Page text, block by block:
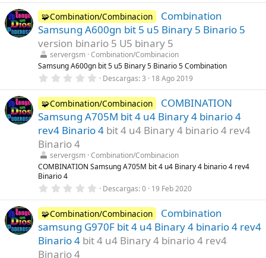
0
0
e
s
t
r
e
l
a
(
s
)
🧩Combination/Combinacion
Combination
Samsung A600gn bit 5 u5 Binary 5 Binario 5
version binario 5 U5 binary 5
servergsm Combination/Combinacion
Samsung A600gn bit 5 u5 Binary 5 Binario 5 Combination
0
0
0
e
s
t
r
l
l
a
s
Descargas 3 18 Ago 2019
🧩Combination/Combinacion
COMBINATION
Samsung A705M bit 4 u4 Binary 4 binario 4
rev4 Binario 4 bit 4 u4 Binary 4 binario 4 rev4
Binario 4
servergsm Combination/Combinacion
COMBINATION Samsung A705M bit 4 u4 Binary 4 binario 4 rev4
Binario 4
0
0
0
e
s
t
r
Descargas 0 19 Feb 2020
🧩Combination/Combinacion
Combination
samsung G970F bit 4 u4 Binary 4 binario 4 rev4
Binario 4 bit 4 u4 Binary 4 binario 4 rev4
Binario 4